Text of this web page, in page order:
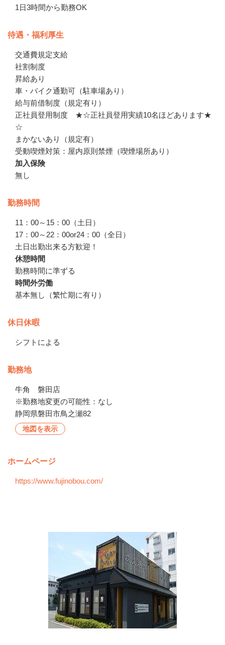
1日3時間から勤務OK
待遇・福利厚生
交通費規定支給
社割制度
昇給あり
車・バイク通勤可（駐車場あり）
給与前借制度（規定有り）
正社員登用制度　★☆正社員登用実績10名ほどあります★
☆
まかないあり（規定有）
受動喫煙対策：屋内原則禁煙（喫煙場所あり）
加入保険
無し
勤務時間
11：00～15：00（土日）
17：00～22：00or24：00（全日）
土日出勤出来る方歓迎！
休憩時間
勤務時間に準ずる
時間外労働
基本無し（繁忙期に有り）
休日休暇
シフトによる
勤務地
牛角　磐田店
※勤務地変更の可能性：なし
静岡県磐田市鳥之瀬82
地図を表示
ホームページ
https://www.fujinobou.com/